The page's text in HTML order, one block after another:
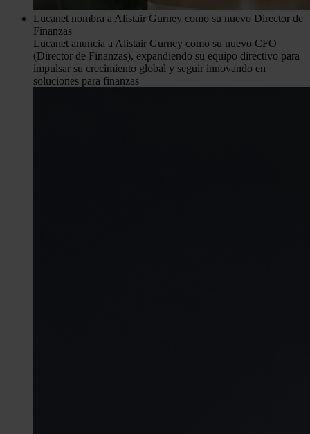
Lucanet nombra a Alistair Gurney como su nuevo Director de
Finanzas
Lucanet anuncia a Alistair Gurney como su nuevo CFO
(Director de Finanzas), expandiendo su equipo directivo para
impulsar su crecimiento global y seguir innovando en
soluciones para finanzas